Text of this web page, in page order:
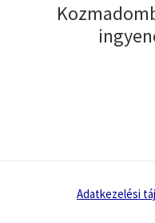
Adatkezelési